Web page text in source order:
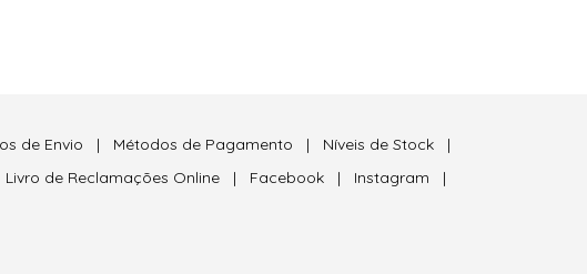
de Envio | Métodos de Pagamento | Níveis de Stock |
Livro de Reclamações Online | Facebook | Instagram |